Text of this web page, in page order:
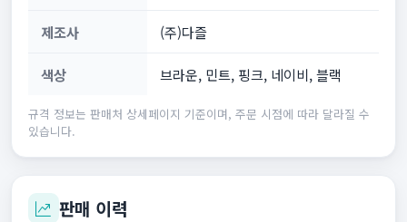
제조사 (주)다즐
색상 브라운, 민트, 핑크, 네이비, 블랙
규격 정보는 판매처 상세페이지 기준이며, 주문 시점에 따라 달라질 수
있습니다.
판매 이력